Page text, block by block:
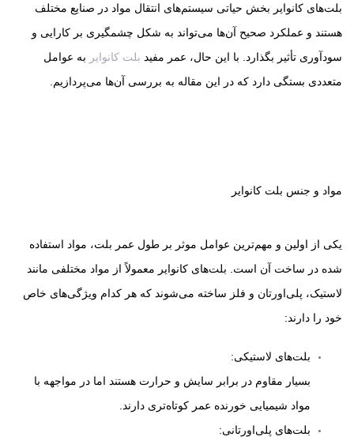
بلت‌های کانوایر بخش حیاتی سیستم‌های انتقال مواد در صنایع مختلف
هستند و عملکرد صحیح آن‌ها می‌تواند به شکل چشمگیری بر کارایی و
سودآوری تأثیر بگذارد. با این حال، عمر مفید بلت کانوایر به عوامل
متعددی بستگی دارد که در این مقاله به بررسی آن‌ها می‌پردازیم.
مواد و جنس بلت کانوایر
یکی از اولین و مهم‌ترین عوامل موثر بر طول عمر بلت، مواد استفاده
شده در ساخت آن است. بلت‌های کانوایر معمولاً از مواد مختلفی مانند
لاستیک، پلی‌اورتان و فلز ساخته می‌شوند که هر کدام ویژگی‌های خاص
خود را دارند:
بلت‌های لاستیکی:
بسیار مقاوم در برابر سایش و حرارت هستند اما در مواجهه با
مواد شیمیایی خورنده عمر کوتاه‌تری دارند.
بلت‌های پلی‌اورتانی: